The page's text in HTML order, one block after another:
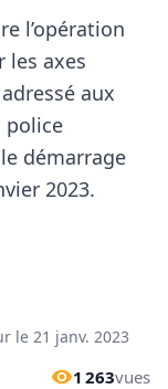
l’opération
les axes
aux
police
démarrage
2023.
le 21 janv. 2023
1 263vues